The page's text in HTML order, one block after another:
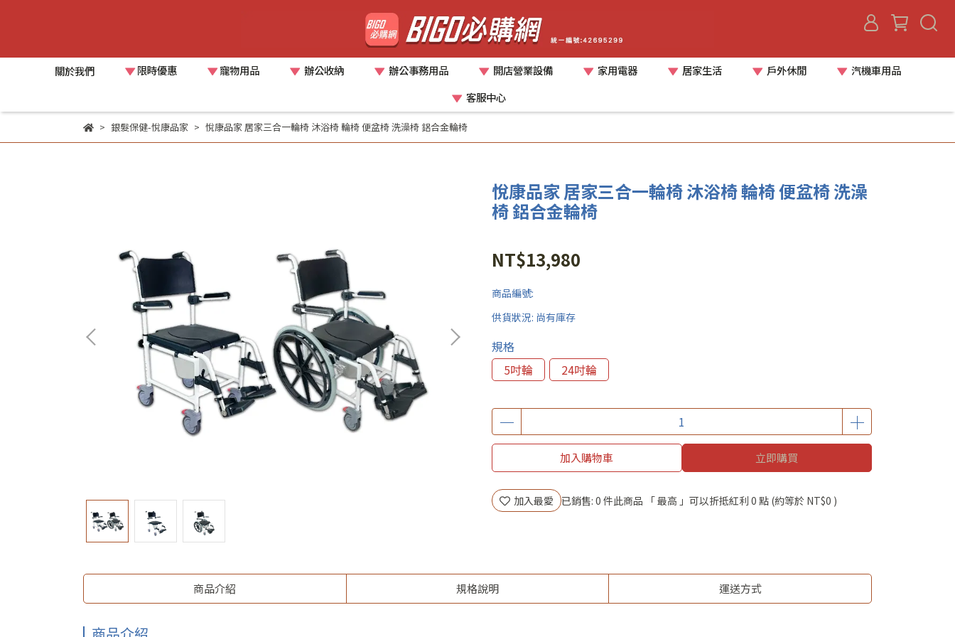
關於我們 限時優惠 寵物用品 辦公收納 辦公事務用品 開店營業設備 家用電器 居家生活 戶外休閒
汽機車用品
客服中心
銀髮保健-悅康品家 悅康品家 居家三合一輪椅 沐浴椅 輪椅 便盆椅 洗澡椅 鋁合金輪椅
悅康品家 居家三合一輪椅 沐浴椅 輪椅 便盆椅 洗澡
椅 鋁合金輪椅
NT$13,980
商品編號:
供貨狀況: 尚有庫存
規格
5吋輪
24吋輪
加入購物車 立即購買
加入最愛 已銷售: 0 件此商品 「 最高 」可以折抵紅利 0 點 (約等於 NT$0 )
商品介紹 規格說明 運送方式